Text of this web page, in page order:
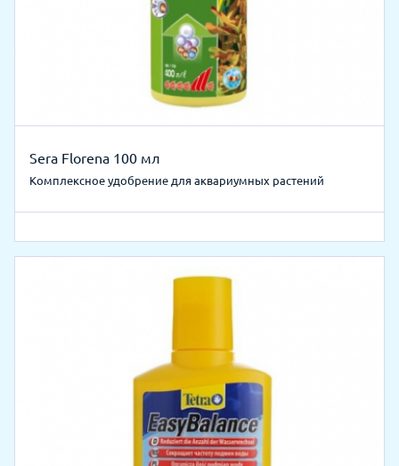
Sera Florena 100 мл
Комплексное удобрение для аквариумных растений